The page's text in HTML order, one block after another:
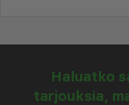
Haluatko
tarjouksia,